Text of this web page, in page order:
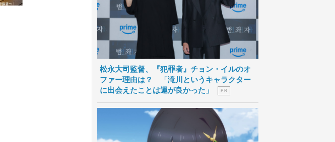
松永大司監督、『犯罪者』チョン・イルのオ
ファー理由は？ 「滝川というキャラクター
に出会えたことは運が良かった」
P R